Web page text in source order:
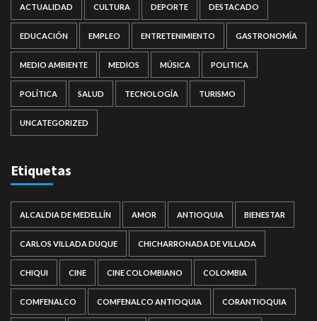
ACTUALIDAD CULTURA DEPORTE DESTACADO
EDUCACIÓN EMPLEO ENTRETENIMIENTO GASTRONOMÍA
MEDIO AMBIENTE MEDIOS MÚSICA POLITICA
POLÍTICA SALUD TECNOLOGÍA TURISMO
UNCATEGORIZED
Etiquetas
ALCALDIA DE MEDELLÍN AMOR ANTIOQUIA BIENESTAR
CARLOS VILLADA DUQUE CHICHARRONADA DE VILLADA
CHIQUI CINE CINE COLOMBIANO COLOMBIA
COMFENALCO COMFENALCO ANTIOQUIA CORANTIOQUIA